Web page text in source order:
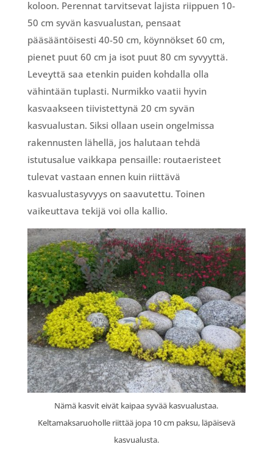
koloon. Perennat tarvitsevat lajista riippuen 10-
50 cm syvän kasvualustan, pensaat
pääsääntöisesti 40-50 cm, köynnökset 60 cm,
pienet puut 60 cm ja isot puut 80 cm syvyyttä.
Leveyttä saa etenkin puiden kohdalla olla
vähintään tuplasti. Nurmikko vaatii hyvin
kasvaakseen tiivistettynä 20 cm syvän
kasvualustan. Siksi ollaan usein ongelmissa
rakennusten lähellä, jos halutaan tehdä
istutusalue vaikkapa pensaille: routaeristeet
tulevat vastaan ennen kuin riittävä
kasvualustasyvyys on saavutettu. Toinen
vaikeuttava tekijä voi olla kallio.
Nämä kasvit eivät kaipaa syvää kasvualustaa.
Keltamaksaruoholle riittää jopa 10 cm paksu, läpäisevä
kasvualusta.